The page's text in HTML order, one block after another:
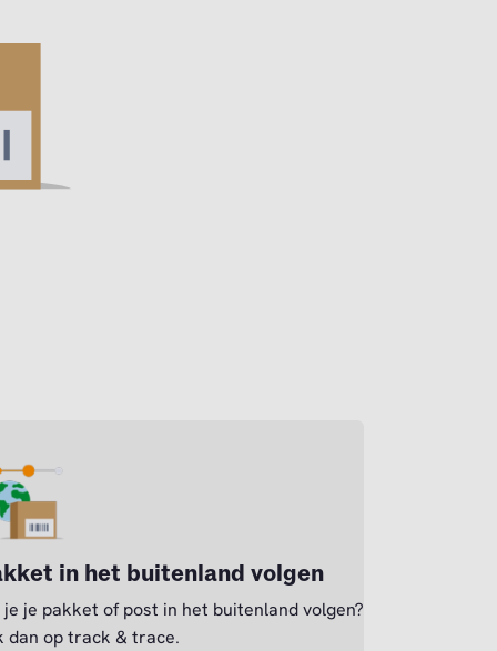
in het buitenland volgen
je je pakket of post in het buitenland volgen?
dan op track & trace.